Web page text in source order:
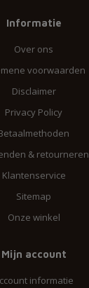
Informatie
Over ons
voorwaarden
Disclaimer
Privacy Policy
& retourneren
Klantenservice
Sitemap
Onze winkel
Mijn account
informatie